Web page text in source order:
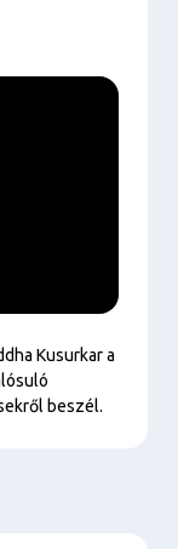
Kusurkar a
beszél.